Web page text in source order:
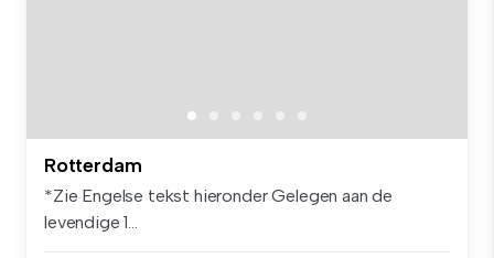
Rotterdam
*Zie Engelse tekst hieronder Gelegen aan de
levendige 1...